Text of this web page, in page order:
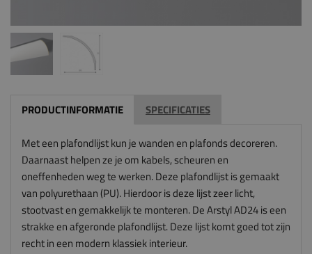
PRODUCTINFORMATIE SPECIFICATIES
Met een plafondlijst kun je wanden en plafonds decoreren.
Daarnaast helpen ze je om kabels, scheuren en
oneffenheden weg te werken. Deze plafondlijst is gemaakt
van polyurethaan (PU). Hierdoor is deze lijst zeer licht,
stootvast en gemakkelijk te monteren. De Arstyl AD24 is een
strakke en afgeronde plafondlijst. Deze lijst komt goed tot zijn
recht in een modern klassiek interieur.